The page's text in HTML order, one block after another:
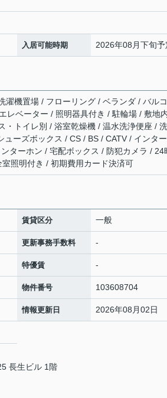
入居可能時期 2026年08月下旬予
濯機置場 / フローリング / ベランダ / バル
レベーター / 照明器具付き / 駐輪場 / 敷地
・トイレ別 / 浴室乾燥機 / 温水洗浄便座 /
ーズボックス / CS / BS / CATV / インタ
ターホン / 宅配ボックス / 防犯カメラ /
照明付き / 初期費用カード決済可
賃貸区分 一般
更新事務手数料 -
特優賃 -
物件番号 103608704
情報更新日 2026年08月02日
長生ビル 1階